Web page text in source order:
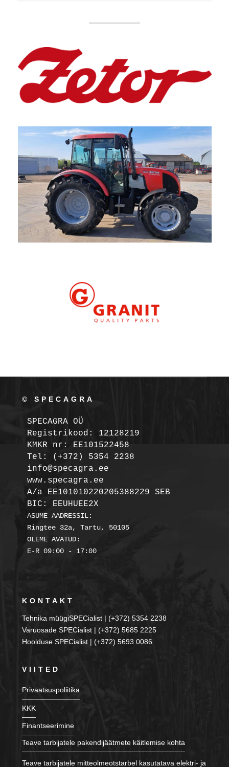
© SPECAGRA
SPECAGRA OÜ
Registrikood: 12128219
KMKR nr: EE101522458
Tel: (+372) 5354 2238
info@specagra.ee
A/a EE101010220205388229 SEB
BIC: EEUHUEE2X
ASUME AADRESSIL:
Ringtee 32a, Tartu, 50105
OLEME AVATUD:
E-R 09:00 - 17:00
KONTAKT
Tehnika müügiSPECialist | (+372) 5354 2238
Varuosade SPECialist | (+372) 5685 2225
Hoolduse SPECialist | (+372) 5693 0086
VIITED
Privaatsuspoliitika
KKK
Finantseerimine
Teave tarbijatele pakendijäätmete käitlemise kohta
Teave tarbijatele mitteolmeotstarbel kasutatava elektri- ja